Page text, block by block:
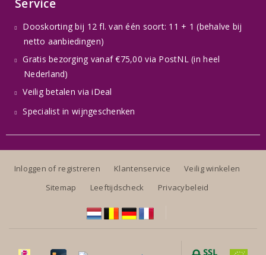
Service
Dooskorting bij 12 fl. van één soort: 11 + 1 (behalve bij
netto aanbiedingen)
Gratis bezorging vanaf €75,00 via PostNL (in heel
Nederland)
Veilig betalen via iDeal
Specialist in wijngeschenken
Inloggen of registreren Klantenservice
Veilig winkelen
Sitemap
Leeftijdscheck Privacybeleid